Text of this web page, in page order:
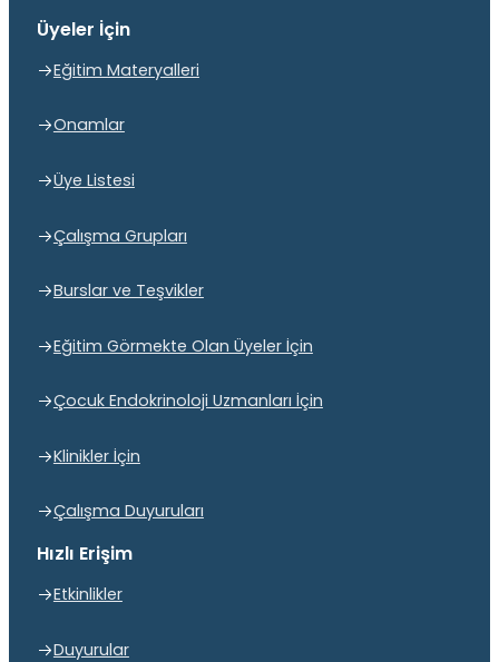
Üyeler İçin
Eğitim Materyalleri
Onamlar
Üye Listesi
Çalışma Grupları
Burslar ve Teşvikler
Eğitim Görmekte Olan Üyeler İçin
Çocuk Endokrinoloji Uzmanları İçin
Klinikler İçin
Çalışma Duyuruları
Hızlı Erişim
Etkinlikler
Duyurular